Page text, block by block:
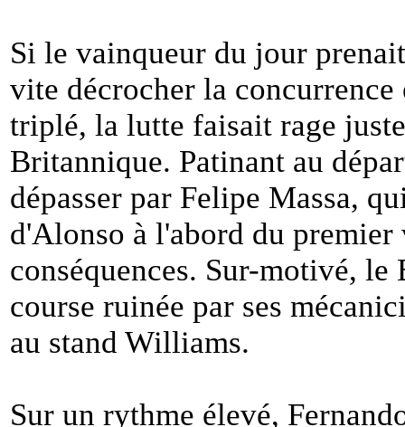
Si le vainqueur du jour
vite décrocher la
triplé, la lutte faisait rage
Britannique. Patinant au
dépasser par Felipe Massa,
d'Alonso à l'abord du premier
conséquences. Sur-motivé,
course ruinée par ses
au stand Williams.
Sur un rythme élevé,